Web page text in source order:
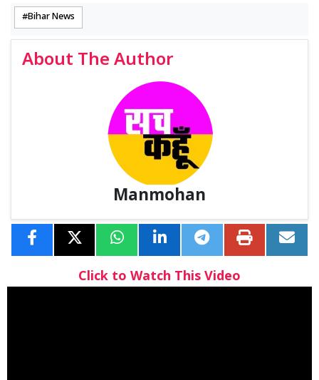
Bihar News
About The Author
Manmohan
Click to Watch This Video